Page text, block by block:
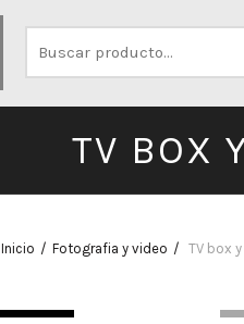
por:
TV BOX
Inicio Fotografia y video TV box